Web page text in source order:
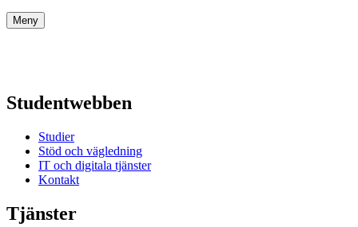
Meny
Studentwebben
Studier
Stöd och vägledning
IT och digitala tjänster
Kontakt
Tjänster